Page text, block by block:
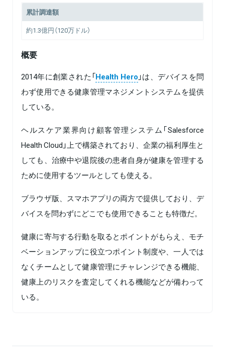
累計調達額
約1.3億円（120万ドル）
概要
2014年に創業された「Health Hero 」は、デバイスを問
わず使用できる健康管理マネジメントシステムを提供
している。
ヘルスケア業界向け顧客管理システム「Salesforce
Health Cloud」上で構築されており、企業の福利厚生と
しても、治療中や退院後の患者自身が健康を管理する
ために使用するツールとしても使える。
ブラウザ版、スマホアプリの両方で提供しており、デ
バイスを問わずにどこでも使用できることも特徴だ。
健康に寄与する行動を取るとポイントがもらえ、モチ
ベーションアップに役立つポイント制度や、一人では
なくチームとして健康管理にチャレンジできる機能、
健康上のリスクを査定してくれる機能などが備わって
いる。